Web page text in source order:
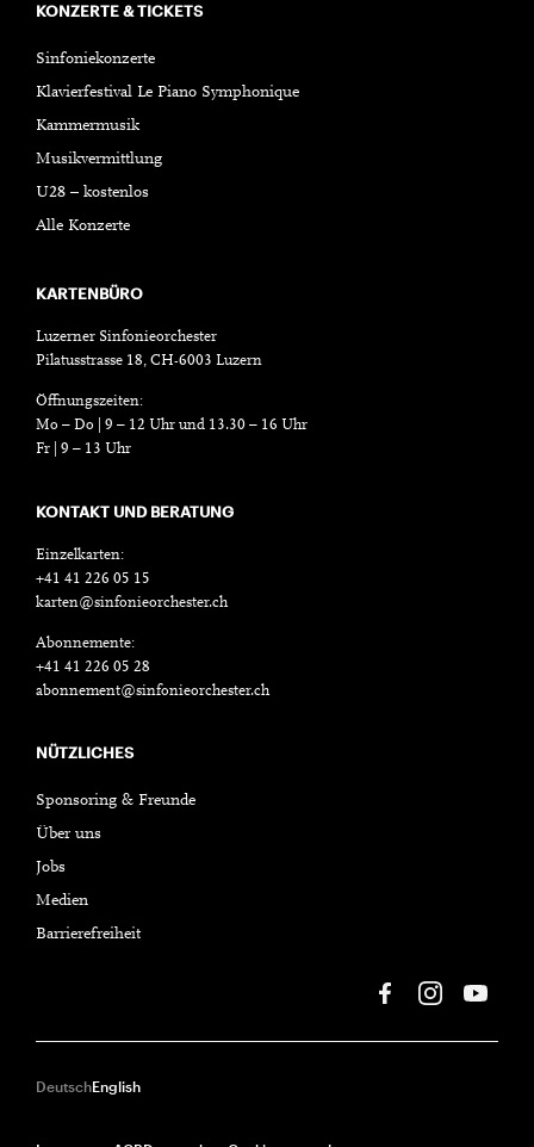
KONZERTE & TICKETS
Sinfoniekonzerte
Klavierfestival Le Piano Symphonique
Kammermusik
Musikvermittlung
U28 – kostenlos
Alle Konzerte
KARTENBÜRO
Luzerner Sinfonieorchester
Pilatusstrasse 18, CH-6003 Luzern
Öffnungszeiten:
Mo – Do | 9 – 12 Uhr und 13.30 – 16 Uhr
Fr | 9 – 13 Uhr
KONTAKT UND BERATUNG
Einzelkarten:
+41 41 226 05 15
karten@sinfonieorchester.ch
Abonnemente:
+41 41 226 05 28
abonnement@sinfonieorchester.ch
NÜTZLICHES
Sponsoring & Freunde
Über uns
Jobs
Medien
Barrierefreiheit
DeutschEnglish